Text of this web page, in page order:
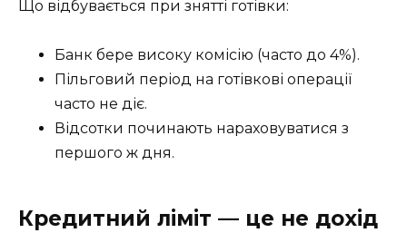
Що відбувається при знятті готівки:
Банк бере високу комісію (часто до 4%).
Пільговий період на готівкові операції
часто не діє.
Відсотки починають нараховуватися з
першого ж дня.
Кредитний ліміт — це не дохід